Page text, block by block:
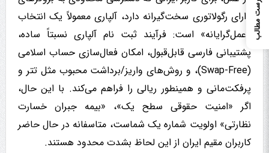
دارای رگولاتوری سخت‌گیرانه دارد، آلپاری معمولاً یک انتخاب
«عمل‌گرایانه» است: فرآیند ثبت نام آلپاری نسبتاً ساده،
پشتیبانی فارسی قابل‌قبول، امکان فعال‌سازی حساب اسلامی
(Swap-Free)، و روش‌های واریز/برداشت محبوب مثل تتر و
پرفکت‌مانی و همینطور ریالی را فراهم می‌کند. با این حال،
اگر «امنیت حقوقی سطح یک»، «بیمه جبران خسارت
نظارتی» اولویت شماره یک شماست، متاسفانه در حال حاضر
کاربران مقیم ایران از این لحاظ بشدت محدود هستند.
فهرست مطالب